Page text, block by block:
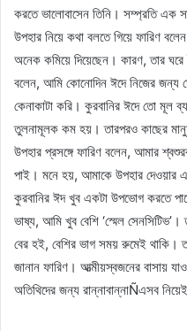
করতে ভালোবাসেন তিনি। সম্প্রতি এক
উপহার নিয়ে কথা বলতে গিয়ে ফারিণ
অনেক কমিয়ে দিয়েছেন। কারণ, তার
বলেন, আমি কোনোদিন ঈদে নিজের জন্য
কেনাকাটা করি। কুরবানির ঈদে তো মূল
তুলনামূলক কম হয়। তারপরও কাছের
উপহার প্রসঙ্গে ফারিণ বলেন, আমার
পাই। মনে হয়, আমাকে উপহার দেওয়ার
কুরবানির ঈদ খুব একটা উপভোগ করতে
ভাষ্য, আমি খুব বেশি ‘স্মেল
বের হই, বেশির ভাগ সময় রুমেই থাকি।
জানান ফারিণ। আত্মীয়স্বজনের বাসায়
অতিথিদের জন্য রান্নাবান্নাÑএসব